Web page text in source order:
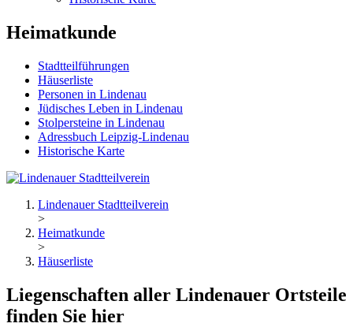
Heimatkunde
Stadtteilführungen
Häuserliste
Personen in Lindenau
Jüdisches Leben in Lindenau
Stolpersteine in Lindenau
Adressbuch Leipzig-Lindenau
Historische Karte
Lindenauer Stadtteilverein
>
Heimatkunde
>
Häuserliste
Liegenschaften aller Lindenauer Ortsteile
finden Sie hier